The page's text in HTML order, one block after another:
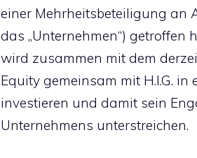
einer Mehrheitsbeteiligung an
das „Unternehmen“) getroffen
wird zusammen mit dem
Equity gemeinsam mit H.I.G.
investieren und damit sein
Unternehmens unterstreichen.